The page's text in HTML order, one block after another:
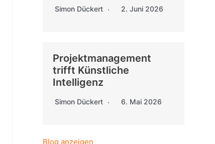
Simon Dückert 2. Juni 2026
Projektmanagement
trifft Künstliche
Intelligenz
Simon Dückert 6. Mai 2026
Blog anzeigen